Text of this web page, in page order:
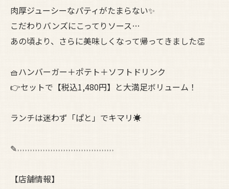
肉厚ジューシーなパティがたまらない✨
こだわりバンズにこってりソース…
あの頃より、さらに美味しくなって帰ってきました👏
🧺ハンバーガー＋ポテト＋ソフトドリンク
👉セットで【税込1,480円】と大満足ボリューム！
ランチは迷わず「ぱと」でキマリ☀️
✎˒˒˒˒˒˒˒˒˒˒˒˒˒˒˒˒˒˒˒˒˒˒˒˒˒˒˒˒˒˒˒˒˒˒˒˒˒˒
【店舗情報】